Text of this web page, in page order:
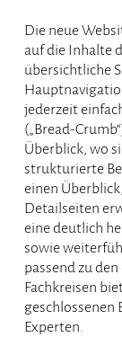
Die neue
auf die Inhalte
übersichtliche
jederzeit
(„Bread-
Überblick, wo
strukturierte
einen
Detailseiten
eine deutlich
sowie
passend zu
Fachkreisen
Experten.